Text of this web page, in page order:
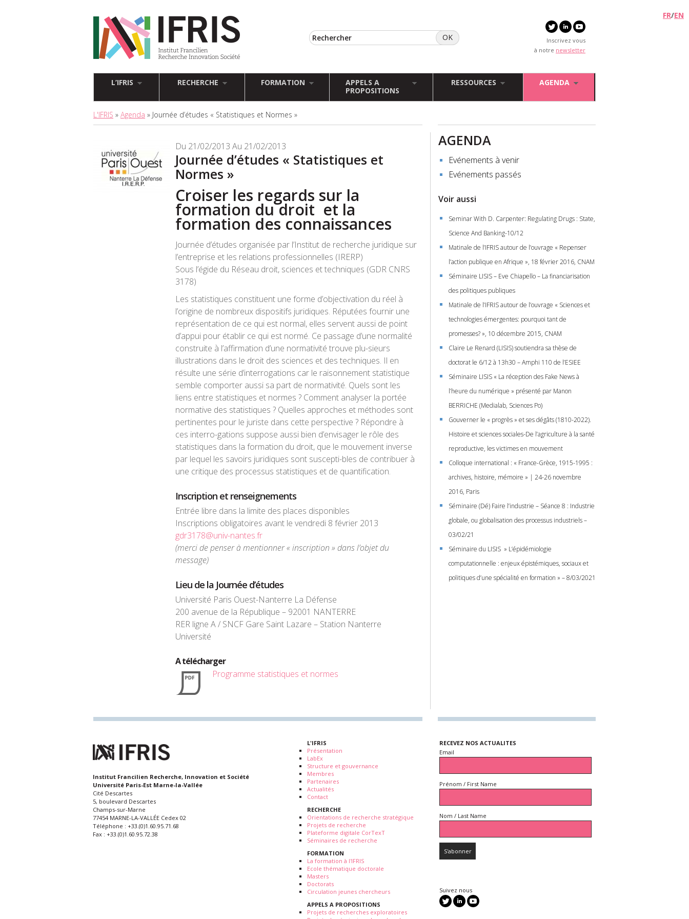
Inscrivez vous
à notre newsletter
FR/EN
L’IFRIS RECHERCHE FORMATION
APPELS A
PROPOSITIONS
RESSOURCES AGENDA
L'IFRIS » Agenda » Journée d’études « Statistiques et Normes »
Du 21/02/2013 Au 21/02/2013
Journée d’études « Statistiques et
Normes »
Croiser les regards sur la
formation du droit et la
formation des connaissances
Journée d’études organisée par l’Institut de recherche juridique sur
l’entreprise et les relations professionnelles (IRERP)
Sous l’égide du Réseau droit, sciences et techniques (GDR CNRS
3178)
Les statistiques constituent une forme d’objectivation du réel à
l’origine de nombreux dispositifs juridiques. Réputées fournir une
représentation de ce qui est normal, elles servent aussi de point
d’appui pour établir ce qui est normé. Ce passage d’une normalité
construite à l’affirmation d’une normativité trouve plu-sieurs
illustrations dans le droit des sciences et des techniques. Il en
résulte une série d’interrogations car le raisonnement statistique
semble comporter aussi sa part de normativité. Quels sont les
liens entre statistiques et normes ? Comment analyser la portée
normative des statistiques ? Quelles approches et méthodes sont
pertinentes pour le juriste dans cette perspective ? Répondre à
ces interro-gations suppose aussi bien d’envisager le rôle des
statistiques dans la formation du droit, que le mouvement inverse
par lequel les savoirs juridiques sont suscepti-bles de contribuer à
une critique des processus statistiques et de quantification.
Inscription et renseignements
Entrée libre dans la limite des places disponibles
Inscriptions obligatoires avant le vendredi 8 février 2013
gdr3178@univ-nantes.fr
(merci de penser à mentionner « inscription » dans l’objet du
message)
Lieu de la Journée d’études
Université Paris Ouest-Nanterre La Défense
200 avenue de la République – 92001 NANTERRE
RER ligne A / SNCF Gare Saint Lazare – Station Nanterre
Université
A télécharger
Programme statistiques et normes
AGENDA
Evénements à venir
Evénements passés
Voir aussi
Seminar With D. Carpenter: Regulating Drugs : State,
Science And Banking-10/12
Matinale de l’IFRIS autour de l’ouvrage « Repenser
l’action publique en Afrique », 18 février 2016, CNAM
Séminaire LISIS – Eve Chiapello – La financiarisation
des politiques publiques
Matinale de l’IFRIS autour de l’ouvrage « Sciences et
technologies émergentes: pourquoi tant de
promesses? », 10 décembre 2015, CNAM
Claire Le Renard (LISIS) soutiendra sa thèse de
doctorat le 6/12 à 13h30 – Amphi 110 de l’ESIEE
Séminaire LISIS « La réception des Fake News à
l’heure du numérique » présenté par Manon
BERRICHE (Medialab, Sciences Po)
Gouverner le « progrès » et ses dégâts (1810-2022).
Histoire et sciences sociales-De l’agriculture à la santé
reproductive, les victimes en mouvement
Colloque international : « France-Grèce, 1915-1995 :
archives, histoire, mémoire » | 24-26 novembre
2016, Paris
Séminaire (Dé) Faire l’industrie – Séance 8 : Industrie
globale, ou globalisation des processus industriels –
03/02/21
Séminaire du LISIS » L’épidémiologie
computationnelle : enjeux épistémiques, sociaux et
politiques d’une spécialité en formation » – 8/03/2021
Institut Francilien Recherche, Innovation et Société
Université Paris-Est Marne-la-Vallée
Cité Descartes
5, boulevard Descartes
Champs-sur-Marne
77454 MARNE-LA-VALLÉE Cedex 02
Téléphone : +33.(0)1.60.95.71.68
Fax : +33.(0)1.60.95.72.38
L'IFRIS
Présentation
LabEx
Structure et gouvernance
Membres
Partenaires
Actualités
Contact
RECHERCHE
Orientations de recherche stratégique
Projets de recherche
Plateforme digitale CorTexT
Séminaires de recherche
FORMATION
La formation à l'IFRIS
Ecole thématique doctorale
Masters
Doctorats
Circulation jeunes chercheurs
APPELS A PROPOSITIONS
Projets de recherches exploratoires
RECEVEZ NOS ACTUALITES
Email
Prénom / First Name
Nom / Last Name
Suivez nous